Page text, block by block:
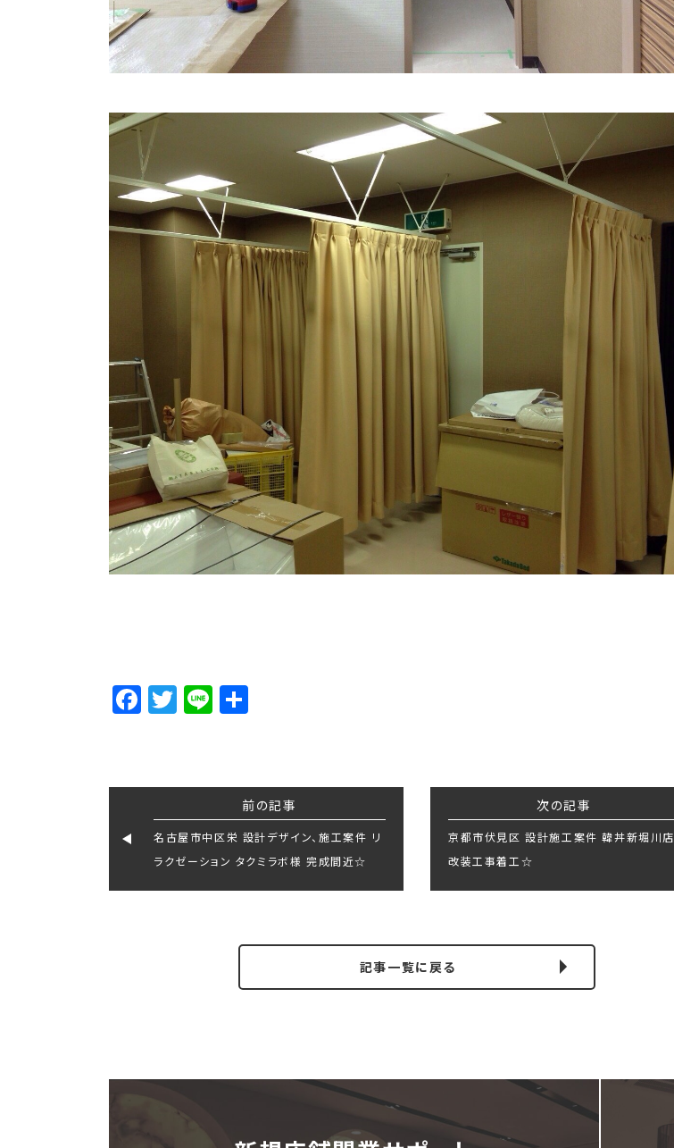
Facebook
Twitter
Line
前の記事
名古屋市中区栄 設計デザイン、施工案件 リ
ラクゼーション タクミラボ様 完成間近☆
次の記事
京都市伏見区 設計施工案件 韓丼新堀川店
改装工事着工☆
記事一覧に戻る